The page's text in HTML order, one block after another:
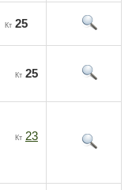
Кт 25
Кт 25
Кт 23